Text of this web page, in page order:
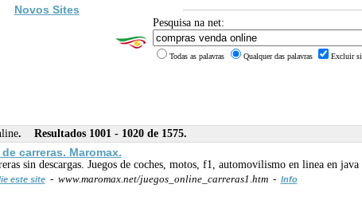
Novos Sites
Pesquisa na net:
Todas as palavras Qualquer das palavras Excluir
. Resultados 1001 - 1020 de 1575.
carreras. Maromax.
sin descargas. Juegos de coches, motos, f1, automovilismo en linea en
este site- www.maromax.net/juegos_online_carreras1.htm - Info